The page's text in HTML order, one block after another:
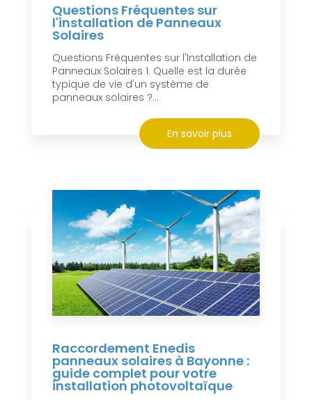
Questions Fréquentes sur
l'installation de Panneaux
Solaires
Questions Fréquentes sur l'Installation de
Panneaux Solaires 1. Quelle est la durée
typique de vie d'un système de
panneaux solaires ?...
En savoir plus
Raccordement Enedis
panneaux solaires à Bayonne :
guide complet pour votre
installation photovoltaïque